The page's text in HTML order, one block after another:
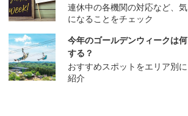
連休中の各機関の対応など、気
になることをチェック
今年のゴールデンウィークは何
する？
おすすめスポットをエリア別に
紹介